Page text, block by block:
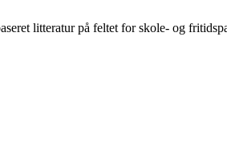
litteratur på feltet for skole- og